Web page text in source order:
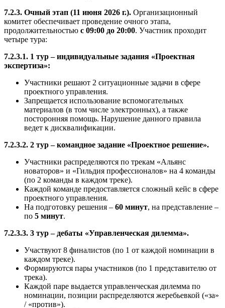
7.2.3. Очный этап (11 июня 2026 г.). Организационный
комитет обеспечивает проведение очного этапа,
продолжительностью с 09:00 до 20:00. Участник проходит
четыре тура:
7.2.3.1. 1 тур – индивидуальные задания «Проектная
экспертиза»:
Участники решают 2 ситуационные задачи в сфере
проектного управления.
Запрещается использование вспомогательных
материалов (в том числе электронных), а также
посторонняя помощь. Нарушение данного правила
ведет к дисквалификации.
7.2.3.2. 2 тур – командное задание «Проектное решение».
Участники распределяются по трекам «Альянс
новаторов» и «Гильдия профессионалов» на 4 команды
(по 2 команды в каждом треке).
Каждой команде предоставляется сложный кейс в сфере
проектного управления.
На подготовку решения – 60 минут, на представление –
по 5 минут.
7.2.3.3. 3 тур – дебаты «Управленческая дилемма».
Участвуют 8 финалистов (по 1 от каждой номинации в
каждом треке).
Формируются пары участников (по 1 представителю от
трека).
Каждой паре выдается управленческая дилемма по
номинации, позиции распределяются жеребьевкой («за»
/ «против»).